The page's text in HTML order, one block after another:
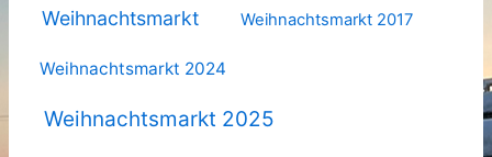
Weihnachtsmarkt Weihnachtsmarkt 2017
Weihnachtsmarkt 2024
Weihnachtsmarkt 2025